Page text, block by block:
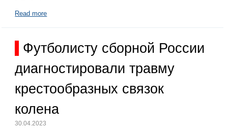
Read more
Футболисту сборной России
диагностировали травму
крестообразных связок
колена
30.04.2023